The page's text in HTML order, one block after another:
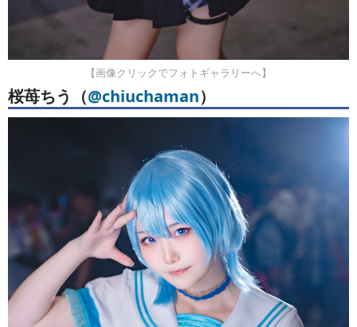
【画像クリックでフォトギャラリーへ】
桜苺ちう（@chiuchaman）